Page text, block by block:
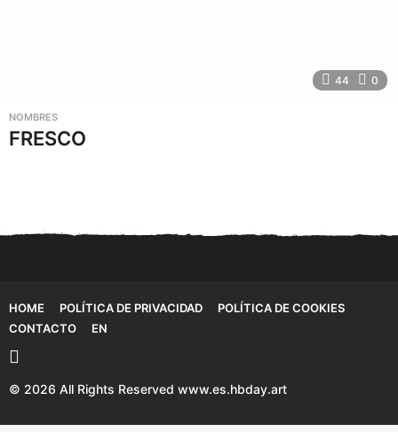
44 0
NOMBRES
FRESCO
HOME POLÍTICA DE PRIVACIDAD
POLÍTICA DE COOKIES
CONTACTO
EN
© 2026 All Rights Reserved www.es.hbday.art